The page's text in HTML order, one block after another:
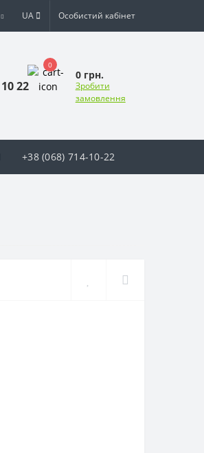
UA Особистий кабінет
22
0
0 грн.
Зробити
замовлення
+38 (068) 714-10-22